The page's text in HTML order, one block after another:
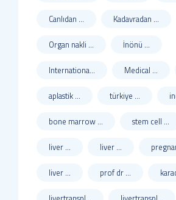
Canlıdan ... Kadavradan ...
Organ nakli ... İnönü ...
Internationa... Medical ...
aplastik ... türkiye ...
bone marrow ... stem cell ...
liver ... liver ...
liver ... prof dr ...